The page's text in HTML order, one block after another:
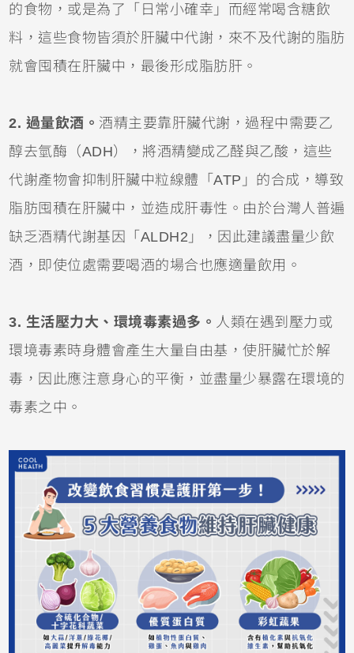
的食物，或是為了「日常小確幸」而經常喝含糖飲
料，這些食物皆須於肝臟中代謝，來不及代謝的脂肪
就會囤積在肝臟中，最後形成脂肪肝。
2. 過量飲酒。 酒精主要靠肝臟代謝，過程中需要乙
醇去氫酶（ADH），將酒精變成乙醛與乙酸，這些
代謝產物會抑制肝臟中粒線體「ATP」的合成，導致
脂肪囤積在肝臟中，並造成肝毒性。由於台灣人普遍
缺乏酒精代謝基因「ALDH2」，因此建議盡量少飲
酒，即使位處需要喝酒的場合也應適量飲用。
3. 生活壓力大、環境毒素過多。 人類在遇到壓力或
環境毒素時身體會產生大量自由基，使肝臟忙於解
毒，因此應注意身心的平衡，並盡量少暴露在環境的
毒素之中。